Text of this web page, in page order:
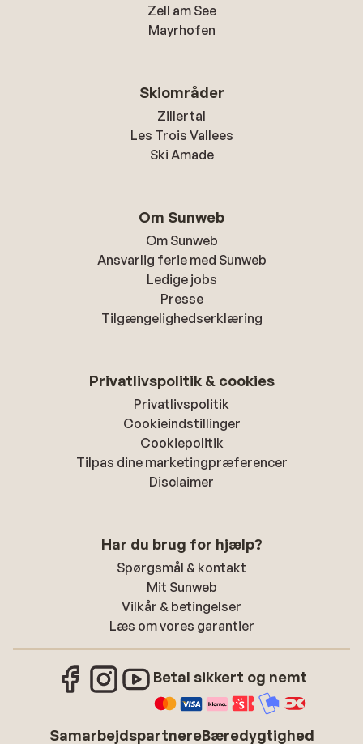
Zell am See
Mayrhofen
Skiområder
Zillertal
Les Trois Vallees
Ski Amade
Om Sunweb
Om Sunweb
Ansvarlig ferie med Sunweb
Ledige jobs
Presse
Tilgængelighedserklæring
Privatlivspolitik & cookies
Privatlivspolitik
Cookieindstillinger
Cookiepolitik
Tilpas dine marketingpræferencer
Disclaimer
Har du brug for hjælp?
Spørgsmål & kontakt
Mit Sunweb
Vilkår & betingelser
Læs om vores garantier
Betal sikkert og nemt
SamarbejdspartnereBæredygtighed